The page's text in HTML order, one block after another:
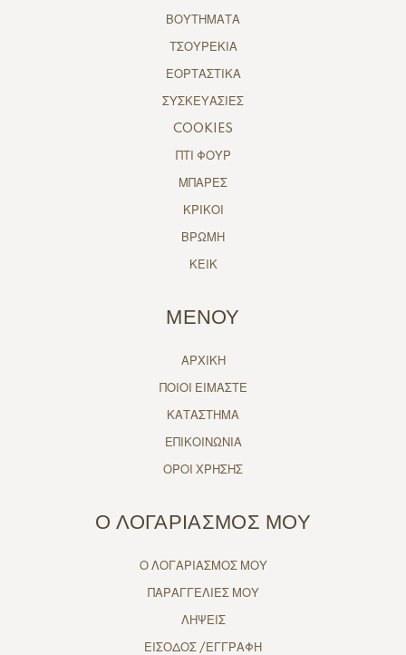
ΒΟΥΤΗΜΑΤΑ
ΤΣΟΥΡΕΚΙΑ
ΕΟΡΤΑΣΤΙΚΑ
ΣΥΣΚΕΥΑΣΙΕΣ
COOKIES
ΠΤΙ ΦΟΥΡ
ΜΠΑΡΕΣ
ΚΡΙΚΟΙ
ΒΡΩΜΗ
ΚΕΙΚ
ΜΕΝΟΥ
ΑΡΧΙΚΗ
ΠΟΙΟΙ ΕΙΜΑΣΤΕ
ΚΑΤΑΣΤΗΜΑ
ΕΠΙΚΟΙΝΩΝΙΑ
ΟΡΟΙ ΧΡΗΣΗΣ
Ο ΛΟΓΑΡΙΑΣΜΟΣ ΜΟΥ
Ο ΛΟΓΑΡΙΑΣΜΟΣ ΜΟΥ
ΠΑΡΑΓΓΕΛΙΕΣ ΜΟΥ
ΛΗΨΕΙΣ
ΕΙΣΟΔΟΣ /ΕΓΓΡΑΦΗ